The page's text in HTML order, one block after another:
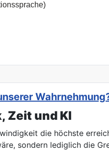
Zeit und KI
die höchste
sondern lediglich die